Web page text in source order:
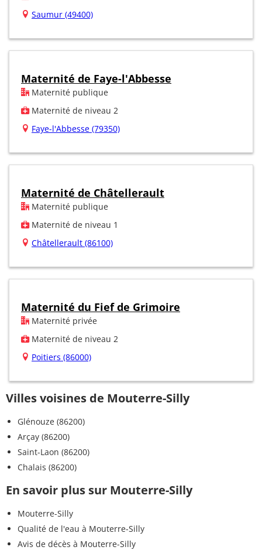
Saumur (49400)
Maternité de Faye-l'Abbesse
Maternité publique
Maternité de niveau 2
Faye-l'Abbesse (79350)
Maternité de Châtellerault
Maternité publique
Maternité de niveau 1
Châtellerault (86100)
Maternité du Fief de Grimoire
Maternité privée
Maternité de niveau 2
Poitiers (86000)
Villes voisines de Mouterre-Silly
Glénouze (86200)
Arçay (86200)
Saint-Laon (86200)
Chalais (86200)
En savoir plus sur Mouterre-Silly
Mouterre-Silly
Qualité de l'eau à Mouterre-Silly
Avis de décès à Mouterre-Silly